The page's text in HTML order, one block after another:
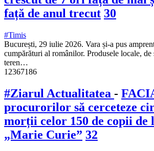
față de anul trecut 30
#Timis
București, 29 iulie 2026. Vara și-a pus
cumpărături al românilor. Produsele locale, de
teren…
12367186
#Ziarul Actualitatea -
procurorilor să cerceteze
morții celor 150 de copii de
„Marie Curie” 32